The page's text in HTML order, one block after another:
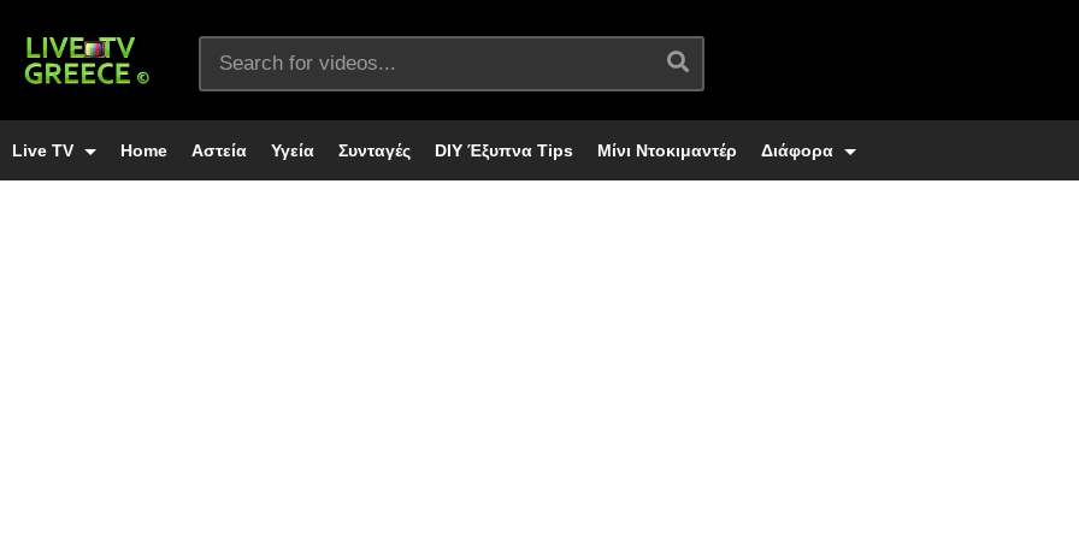
Live TV Home Αστεία Υγεία Συνταγές DIY Έξυπνα Tips Μίνι Ντοκιμαντέρ Διάφορα